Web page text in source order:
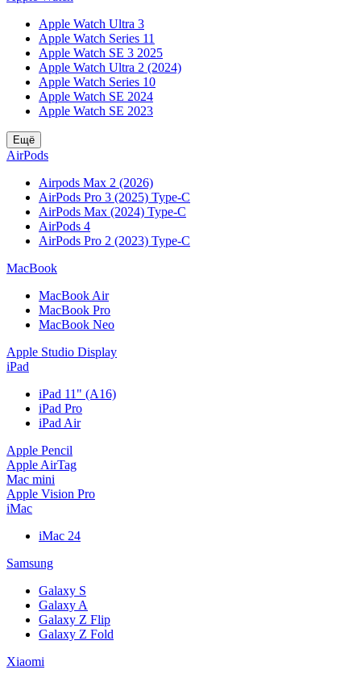
Apple Watch Ultra 3
Apple Watch Series 11
Apple Watch SE 3 2025
Apple Watch Ultra 2 (2024)
Apple Watch Series 10
Apple Watch SE 2024
Apple Watch SE 2023
Ещё
AirPods
Airpods Max 2 (2026)
AirPods Pro 3 (2025) Type-C
AirPods Max (2024) Type-C
AirPods 4
AirPods Pro 2 (2023) Type-C
MacBook
MacBook Air
MacBook Pro
MacBook Neo
Apple Studio Display
iPad
iPad 11" (A16)
iPad Pro
iPad Air
Apple Pencil
Apple AirTag
Mac mini
Apple Vision Pro
iMac
iMac 24
Samsung
Galaxy S
Galaxy A
Galaxy Z Flip
Galaxy Z Fold
Xiaomi